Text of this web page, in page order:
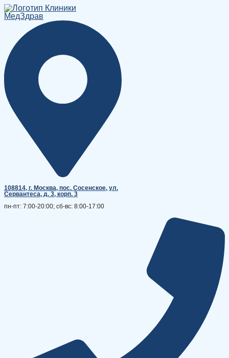
Перейти
к
содержимому
108814, г. Москва, поc. Сосенское, ул.
Сервантеса, д. 3, корп. 3
пн-пт: 7:00-20:00; сб-вс: 8:00-17:00